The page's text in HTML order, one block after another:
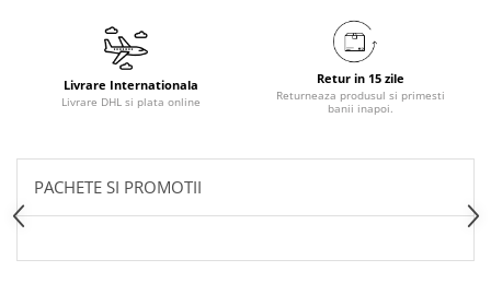
Livrare Internationala
Livrare DHL si plata online
Retur in 15 zile
Returneaza produsul si primesti
banii inapoi.
PACHETE SI PROMOTII